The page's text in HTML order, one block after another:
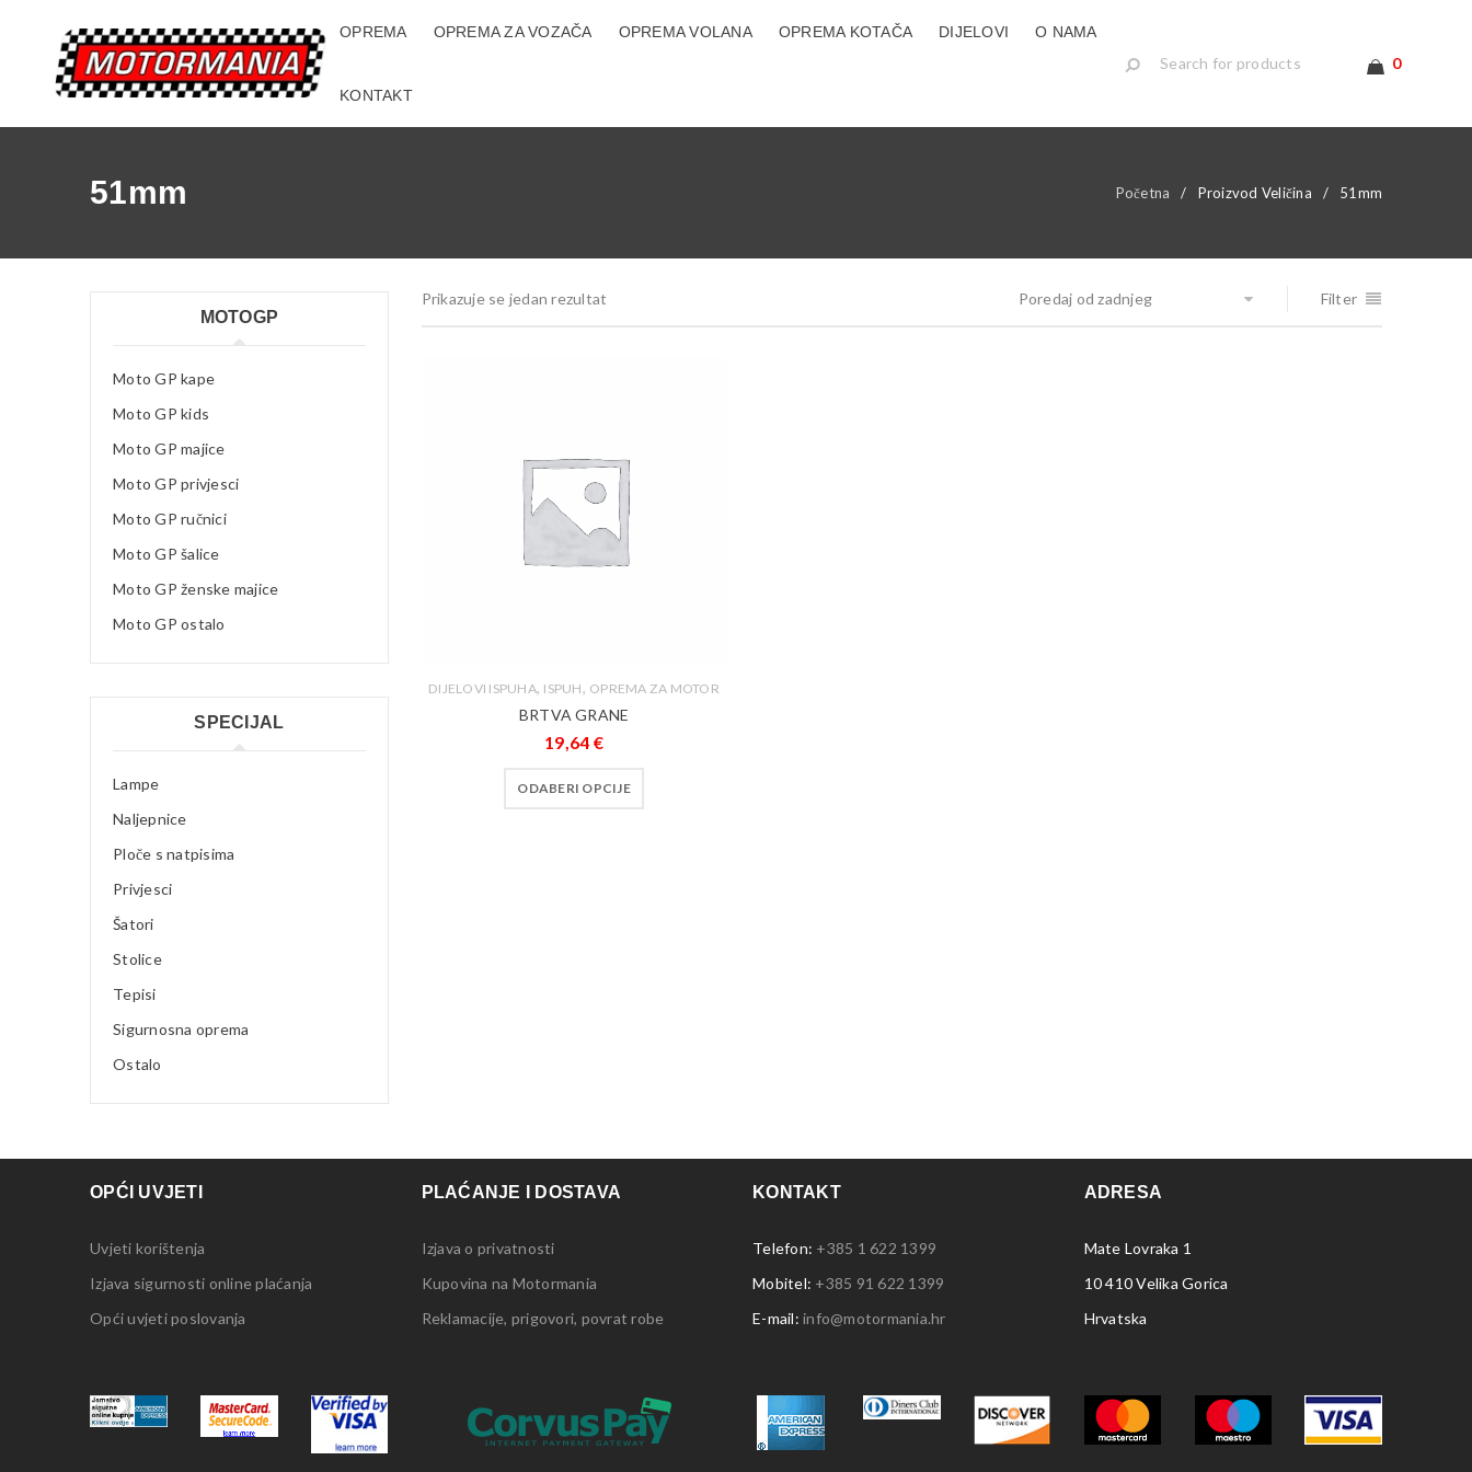
OPREMA OPREMA ZA VOZAČA OPREMA VOLANA OPREMA KOTAČA DIJELOVI O NAMA
KONTAKT
0
51mm Početna / Proizvod Veličina / 51mm
MOTOGP
Moto GP kape
Moto GP kids
Moto GP majice
Moto GP privjesci
Moto GP ručnici
Moto GP šalice
Moto GP ženske majice
Moto GP ostalo
SPECIJAL
Lampe
Naljepnice
Ploče s natpisima
Privjesci
Šatori
Stolice
Tepisi
Sigurnosna oprema
Ostalo
Prikazuje se jedan rezultat Filter
Poredaj od zadnjeg
DIJELOVI ISPUHA, ISPUH, OPREMA ZA MOTOR
BRTVA GRANE
19,64 €
ODABERI OPCIJE
OPĆI UVJETI
Uvjeti korištenja
Izjava sigurnosti online plaćanja
Opći uvjeti poslovanja
PLAĆANJE I DOSTAVA
Izjava o privatnosti
Kupovina na Motormania
Reklamacije, prigovori, povrat robe
KONTAKT
Telefon: +385 1 622 1399
Mobitel: +385 91 622 1399
E-mail: info@motormania.hr
ADRESA
Mate Lovraka 1
10 410 Velika Gorica
Hrvatska